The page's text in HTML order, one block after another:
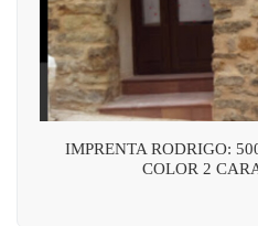
IMPRENTA RODRIGO:
COLOR 2